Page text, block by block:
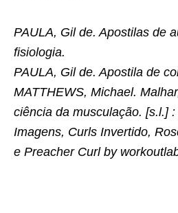
PAULA, Gil de. Apostilas de
fisiologia.
PAULA, Gil de. Apostila de
MATTHEWS, Michael.
ciência da musculação. [s.l.]
Imagens, Curls Invertido,
e Preacher Curl by